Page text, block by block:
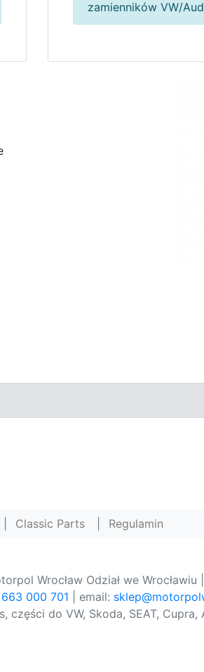
zamienników VW/
Classic Parts Regulamin
Wrocław Odział we Wrocławiu
000 701 | email:
części do VW, Skoda, SEAT, Cupra,